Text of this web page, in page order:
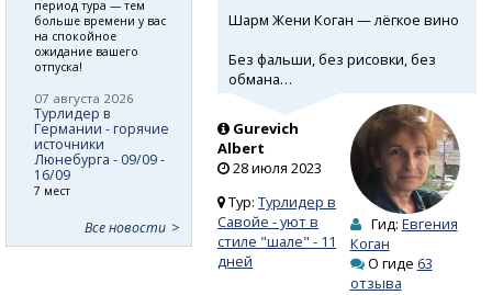
Шарм Жени Коган — лёгкое вино
Без фальши, без рисовки, без
обмана…
Gurevich
Albert
28 июля 2023
Тур:Турлидер в
Савойе - уют в
стиле "шале" - 11
дней
Гид: Евгения
Коган
О гиде 63
отзыва
период тура — тем
больше времени у вас
на спокойное
ожидание вашего
отпуска!
07 августа 2026
Турлидер в
Германии - горячие
источники
Люнебурга - 09/09 -
16/09
7 мест
Все новости